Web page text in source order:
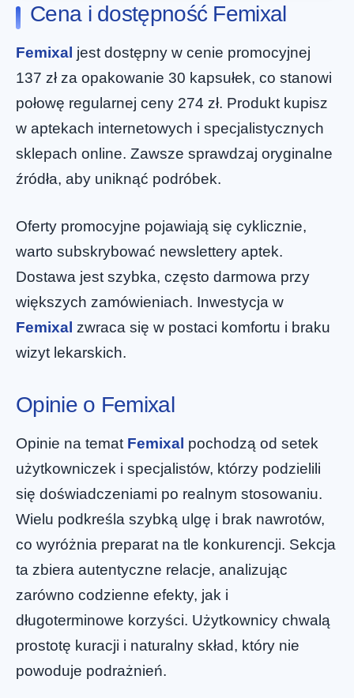
Cena i dostępność Femixal
Femixal jest dostępny w cenie promocyjnej
137 zł za opakowanie 30 kapsułek, co stanowi
połowę regularnej ceny 274 zł. Produkt kupisz
w aptekach internetowych i specjalistycznych
sklepach online. Zawsze sprawdzaj oryginalne
źródła, aby uniknąć podróbek.
Oferty promocyjne pojawiają się cyklicznie,
warto subskrybować newslettery aptek.
Dostawa jest szybka, często darmowa przy
większych zamówieniach. Inwestycja w
Femixal zwraca się w postaci komfortu i braku
wizyt lekarskich.
Opinie o Femixal
Opinie na temat Femixal pochodzą od setek
użytkowniczek i specjalistów, którzy podzielili
się doświadczeniami po realnym stosowaniu.
Wielu podkreśla szybką ulgę i brak nawrotów,
co wyróżnia preparat na tle konkurencji. Sekcja
ta zbiera autentyczne relacje, analizując
zarówno codzienne efekty, jak i
długoterminowe korzyści. Użytkownicy chwalą
prostotę kuracji i naturalny skład, który nie
powoduje podrażnień.